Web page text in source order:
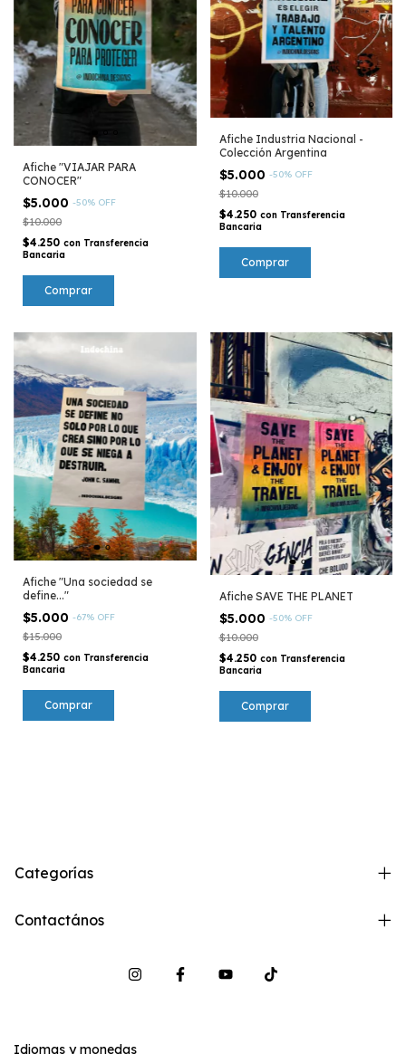
Afiche "VIAJAR PARA
CONOCER"
$5.000 -50% OFF
$10.000
$4.250 con Transferencia
Bancaria
Afiche Industria Nacional -
Colección Argentina
$5.000 -50% OFF
$10.000
$4.250 con Transferencia
Bancaria
Afiche "Una sociedad se
define..."
$5.000 -67% OFF
$15.000
$4.250 con Transferencia
Bancaria
Afiche SAVE THE PLANET
$5.000 -50% OFF
$10.000
$4.250 con Transferencia
Bancaria
Categorías
Contactános
Idiomas y monedas